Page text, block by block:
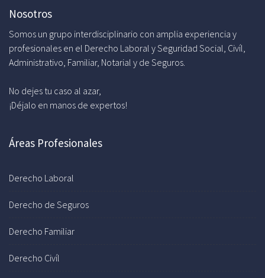
Nosotros
Somos un grupo interdisciplinario con amplia experiencia y
profesionales en el Derecho Laboral y Seguridad Social, Civíl,
Administrativo, Familiar, Notarial y de Seguros.
No dejes tu caso al azar,
¡Déjalo en manos de expertos!
Áreas Profesionales
Derecho Laboral
Derecho de Seguros
Derecho Familiar
Derecho Civíl